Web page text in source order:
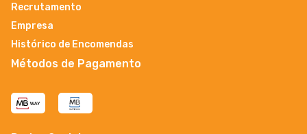
Recrutamento
Empresa
Histórico de Encomendas
Métodos de Pagamento